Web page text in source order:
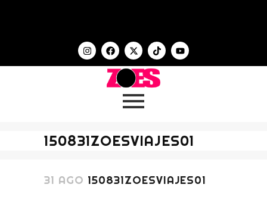
150831ZOESVIAJES01
31 AGO 150831ZOESVIAJES01